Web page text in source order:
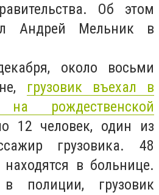
Об этом
Андрей Мельник в
около восьми
грузовик въехал в
рождественской
12 человек, один из
грузовика. 48
в больнице.
полиции, грузовик